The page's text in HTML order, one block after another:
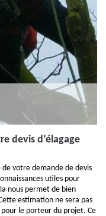
devis d’élagage
de votre demande de devis
utiles pour
nous permet de bien
estimation ne sera pas
le porteur du projet. Ce